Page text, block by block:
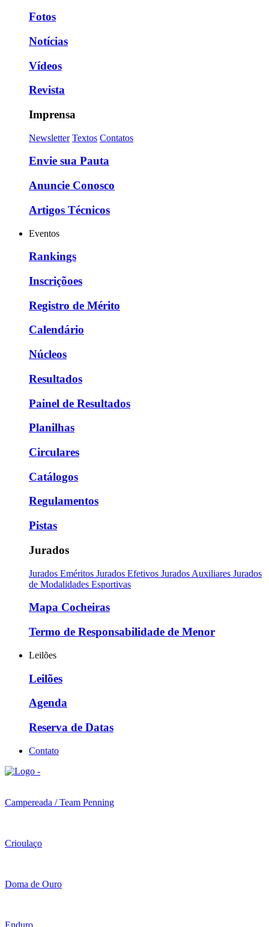
Fotos
Notícias
Vídeos
Revista
Imprensa
Newsletter Textos Contatos
Envie sua Pauta
Anuncie Conosco
Artigos Técnicos
Eventos
Rankings
Inscriçõoes
Registro de Mérito
Calendário
Núcleos
Resultados
Painel de Resultados
Planilhas
Circulares
Catálogos
Regulamentos
Pistas
Jurados
Jurados Eméritos Jurados Efetivos Jurados Auxiliares Jurados
de Modalidades Esportivas
Mapa Cocheiras
Termo de Responsabilidade de Menor
Leilões
Leilões
Agenda
Reserva de Datas
Contato
Campereada / Team Penning
Crioulaço
Doma de Ouro
Enduro